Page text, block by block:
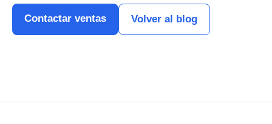
Contactar ventas Volver al blog